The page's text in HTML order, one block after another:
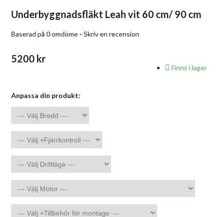
Underbyggnadsfläkt Leah vit 60 cm/ 90 cm
Baserad på 0 omdöme - Skriv en recension
5200 kr
Finns i lager
Anpassa din produkt: